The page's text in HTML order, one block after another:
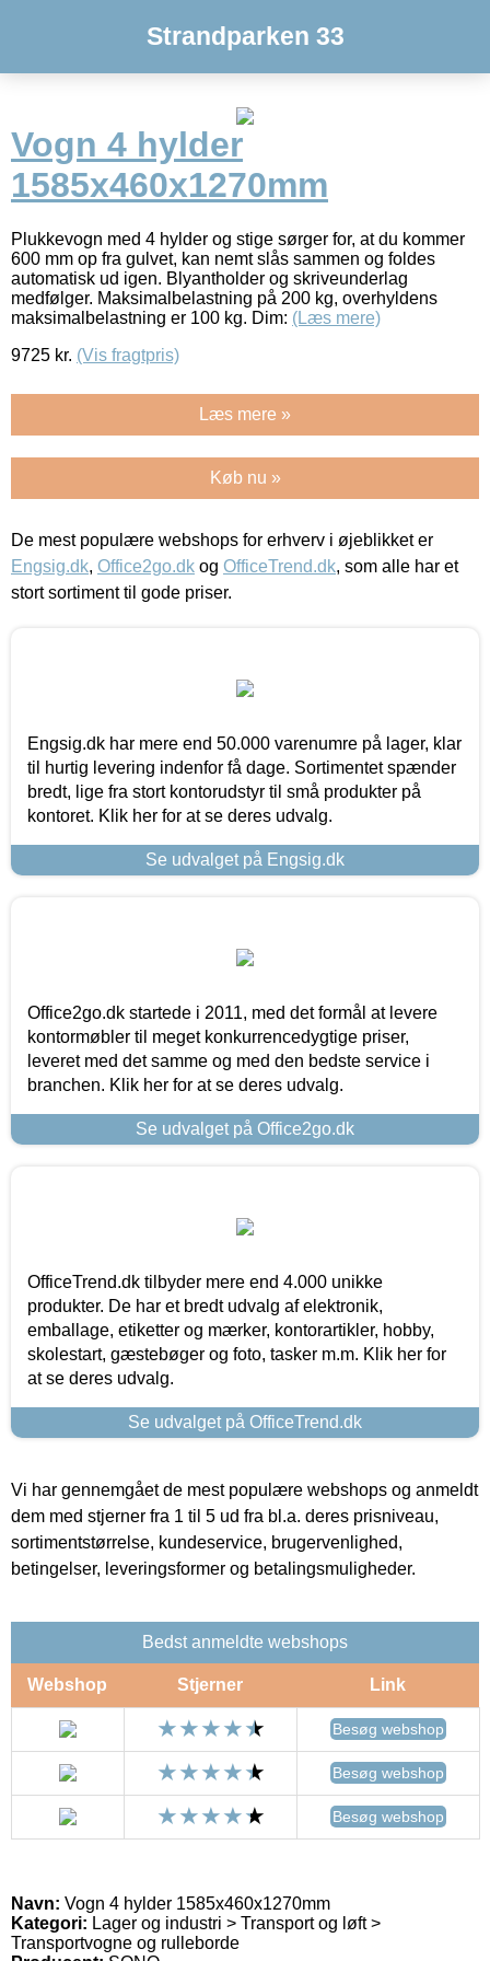
Strandparken 33
Vogn 4 hylder
1585x460x1270mm
Plukkevogn med 4 hylder og stige sørger for, at du kommer
600 mm op fra gulvet, kan nemt slås sammen og foldes
automatisk ud igen. Blyantholder og skriveunderlag
medfølger. Maksimalbelastning på 200 kg, overhyldens
maksimalbelastning er 100 kg. Dim: (Læs mere)
9725 kr. (Vis fragtpris)
Læs mere »
Køb nu »
De mest populære webshops for erhverv i øjeblikket er
Engsig.dk, Office2go.dk og OfficeTrend.dk, som alle har et
stort sortiment til gode priser.
Engsig.dk har mere end 50.000 varenumre på lager, klar
til hurtig levering indenfor få dage. Sortimentet spænder
bredt, lige fra stort kontorudstyr til små produkter på
kontoret. Klik her for at se deres udvalg.
Se udvalget på Engsig.dk
Office2go.dk startede i 2011, med det formål at levere
kontormøbler til meget konkurrencedygtige priser,
leveret med det samme og med den bedste service i
branchen. Klik her for at se deres udvalg.
Se udvalget på Office2go.dk
OfficeTrend.dk tilbyder mere end 4.000 unikke
produkter. De har et bredt udvalg af elektronik,
emballage, etiketter og mærker, kontorartikler, hobby,
skolestart, gæstebøger og foto, tasker m.m. Klik her for
at se deres udvalg.
Se udvalget på OfficeTrend.dk
Vi har gennemgået de mest populære webshops og anmeldt
dem med stjerner fra 1 til 5 ud fra bl.a. deres prisniveau,
sortimentstørrelse, kundeservice, brugervenlighed,
betingelser, leveringsformer og betalingsmuligheder.
Bedst anmeldte webshops
Webshop Stjerner Link
Besøg webshop
Besøg webshop
Besøg webshop
Navn: Vogn 4 hylder 1585x460x1270mm
Kategori: Lager og industri > Transport og løft >
Transportvogne og rulleborde